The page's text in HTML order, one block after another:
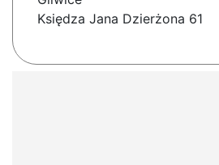
Księdza Jana Dzierżona 61